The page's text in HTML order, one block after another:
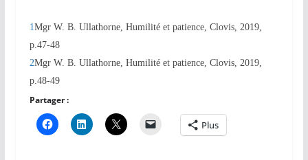
1 Mgr W. B. Ullathorne, Humilité et patience, Clovis, 2019,
p.47-48
2Mgr W. B. Ullathorne, Humilité et patience, Clovis, 2019,
p.48-49
Partager :
Plus